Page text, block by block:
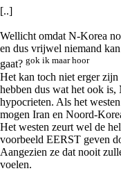
[..]
Wellicht omdat N-Korea
en dus vrijwel niemand
gaat? gok ik maar hoor
Het kan toch niet erger
hebben dus wat het ook
hypocrieten. Als het
mogen Iran en Noord-
Het westen zeurt wel de
voorbeeld EERST geven
Aangezien ze dat nooit
voelen.